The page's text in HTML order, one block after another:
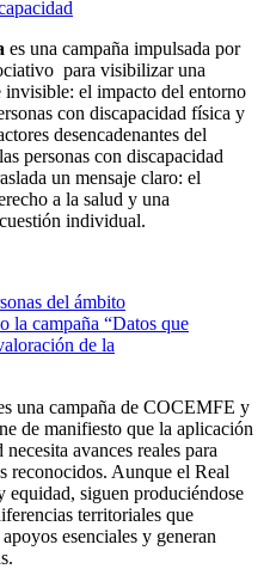
es una campaña impulsada por
para visibilizar una
invisible: el impacto del entorno
con discapacidad física y
desencadenantes del
personas con discapacidad
un mensaje claro: el
a la salud y una
individual.
una campaña de COCEMFE y
de manifiesto que la aplicación
avances reales para
reconocidos. Aunque el Real
siguen produciéndose
territoriales que
esenciales y generan